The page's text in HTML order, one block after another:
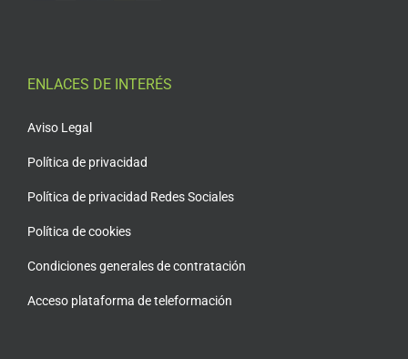
ENLACES DE INTERÉS
Aviso Legal
Política de privacidad
Política de privacidad Redes Sociales
Política de cookies
Condiciones generales de contratación
Acceso plataforma de teleformación